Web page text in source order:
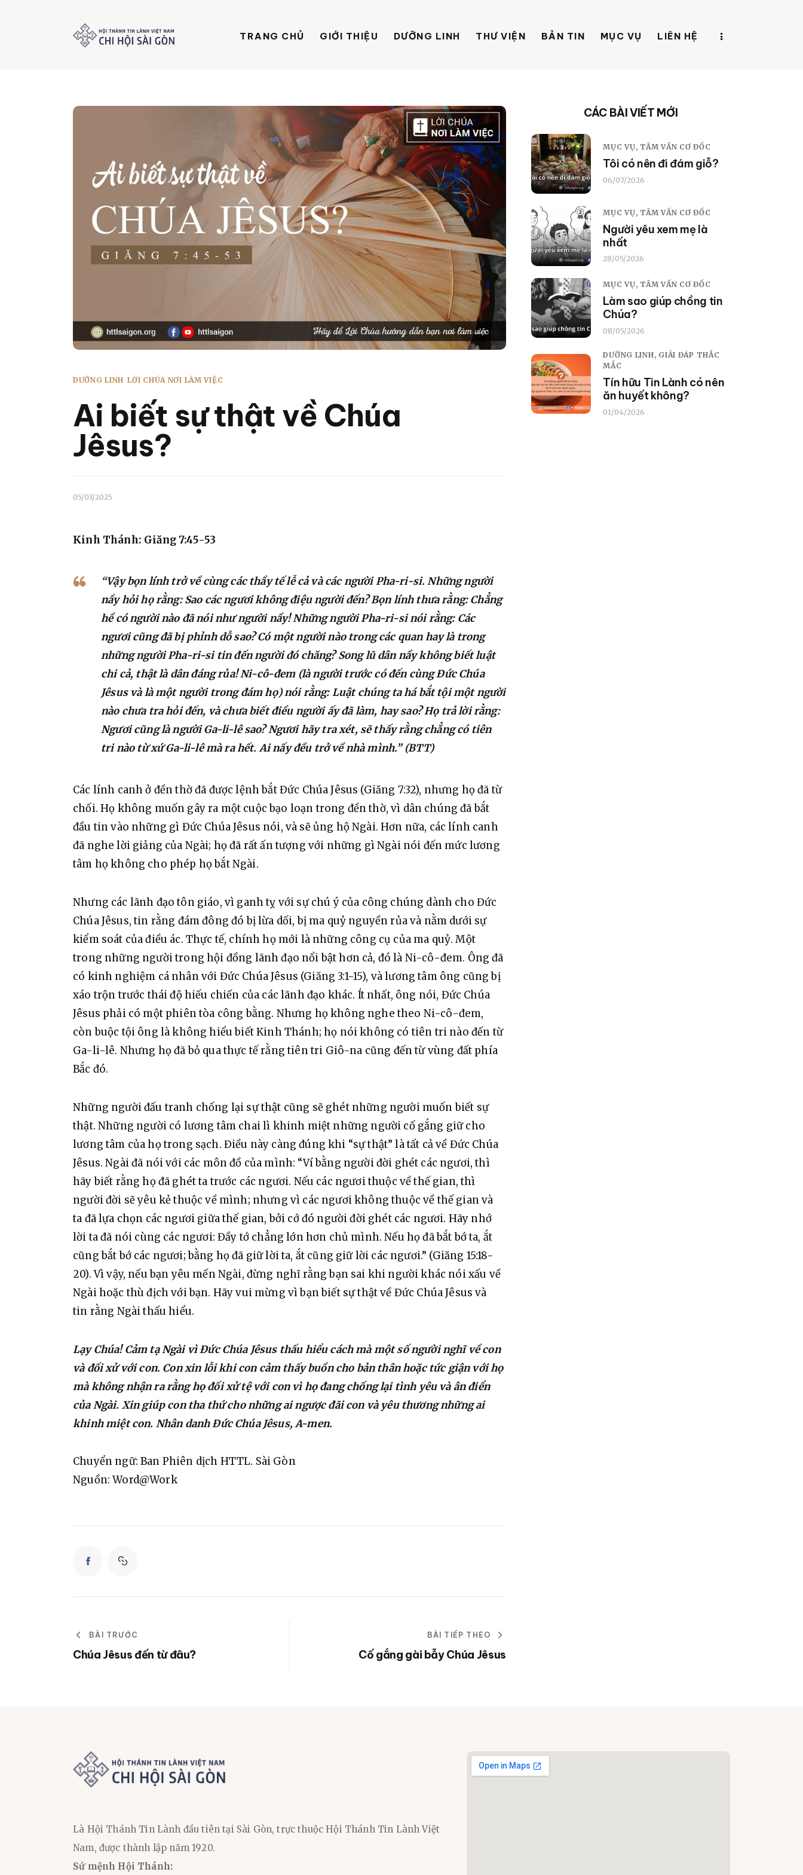
TRANG CHỦ GIỚI THIỆU DƯỠNG LINH THƯ VIỆN BẢN TIN MỤC VỤ LIÊN HỆ
DƯỠNG LINH LỜI CHÚA NƠI LÀM VIỆC
Ai biết sự thật về Chúa
Jêsus?
05/03/2025
Kinh Thánh: Giăng 7:45-53
“Vậy bọn lính trở về cùng các thầy tế lễ cả và các người Pha-ri-si. Những người
nầy hỏi họ rằng: Sao các ngươi không điệu người đến? Bọn lính thưa rằng: Chẳng
hề có người nào đã nói như người nầy! Những người Pha-ri-si nói rằng: Các
ngươi cũng đã bị phỉnh dỗ sao? Có một người nào trong các quan hay là trong
những người Pha-ri-si tin đến người đó chăng? Song lũ dân nầy không biết luật
chi cả, thật là dân đáng rủa! Ni-cô-đem (là người trước có đến cùng Đức Chúa
Jêsus và là một người trong đám họ) nói rằng: Luật chúng ta há bắt tội một người
nào chưa tra hỏi đến, và chưa biết điều người ấy đã làm, hay sao? Họ trả lời rằng:
Ngươi cũng là người Ga-li-lê sao? Ngươi hãy tra xét, sẽ thấy rằng chẳng có tiên
tri nào từ xứ Ga-li-lê mà ra hết. Ai nấy đều trở về nhà mình.” (BTT)
Các lính canh ở đền thờ đã được lệnh bắt Đức Chúa Jêsus (Giăng 7:32), nhưng họ đã từ
chối. Họ không muốn gây ra một cuộc bạo loạn trong đền thờ, vì dân chúng đã bắt
đầu tin vào những gì Đức Chúa Jêsus nói, và sẽ ủng hộ Ngài. Hơn nữa, các lính canh
đã nghe lời giảng của Ngài; họ đã rất ấn tượng với những gì Ngài nói đến mức lương
tâm họ không cho phép họ bắt Ngài.
Nhưng các lãnh đạo tôn giáo, vì ganh tỵ với sự chú ý của công chúng dành cho Đức
Chúa Jêsus, tin rằng đám đông đó bị lừa dối, bị ma quỷ nguyền rủa và nằm dưới sự
kiểm soát của điều ác. Thực tế, chính họ mới là những công cụ của ma quỷ. Một
trong những người trong hội đồng lãnh đạo nổi bật hơn cả, đó là Ni-cô-đem. Ông đã
có kinh nghiệm cá nhân với Đức Chúa Jêsus (Giăng 3:1-15), và lương tâm ông cũng bị
xáo trộn trước thái độ hiếu chiến của các lãnh đạo khác. Ít nhất, ông nói, Đức Chúa
Jêsus phải có một phiên tòa công bằng. Nhưng họ không nghe theo Ni-cô-đem,
còn buộc tội ông là không hiểu biết Kinh Thánh; họ nói không có tiên tri nào đến từ
Ga-li-lê. Nhưng họ đã bỏ qua thực tế rằng tiên tri Giô-na cũng đến từ vùng đất phía
Bắc đó.
Những người đấu tranh chống lại sự thật cũng sẽ ghét những người muốn biết sự
thật. Những người có lương tâm chai lì khinh miệt những người cố gắng giữ cho
lương tâm của họ trong sạch. Điều này càng đúng khi “sự thật” là tất cả về Đức Chúa
Jêsus. Ngài đã nói với các môn đồ của mình: “Ví bằng người đời ghét các ngươi, thì
hãy biết rằng họ đã ghét ta trước các ngươi. Nếu các ngươi thuộc về thế gian, thì
người đời sẽ yêu kẻ thuộc về mình; nhưng vì các ngươi không thuộc về thế gian và
ta đã lựa chọn các ngươi giữa thế gian, bởi cớ đó người đời ghét các ngươi. Hãy nhớ
lời ta đã nói cùng các ngươi: Đầy tớ chẳng lớn hơn chủ mình. Nếu họ đã bắt bớ ta, ắt
cũng bắt bớ các ngươi; bằng họ đã giữ lời ta, ắt cũng giữ lời các ngươi.” (Giăng 15:18-
20). Vì vậy, nếu bạn yêu mến Ngài, đừng nghĩ rằng bạn sai khi người khác nói xấu về
Ngài hoặc thù địch với bạn. Hãy vui mừng vì bạn biết sự thật về Đức Chúa Jêsus và
tin rằng Ngài thấu hiểu.
Lạy Chúa! Cảm tạ Ngài vì Đức Chúa Jêsus thấu hiểu cách mà một số người nghĩ về con
và đối xử với con. Con xin lỗi khi con cảm thấy buồn cho bản thân hoặc tức giận với họ
mà không nhận ra rằng họ đối xử tệ với con vì họ đang chống lại tình yêu và ân điển
của Ngài. Xin giúp con tha thứ cho những ai ngược đãi con và yêu thương những ai
khinh miệt con. Nhân danh Đức Chúa Jêsus, A-men.
Chuyển ngữ: Ban Phiên dịch HTTL. Sài Gòn
Nguồn: Word@Work
BÀI TRƯỚC
Chúa Jêsus đến từ đâu?
BÀI TIẾP THEO
Cố gắng gài bẫy Chúa Jêsus
CÁC BÀI VIẾT MỚI
MỤC VỤ, TÂM VẤN CƠ ĐỐC
Tôi có nên đi đám giỗ?
06/07/2026
MỤC VỤ, TÂM VẤN CƠ ĐỐC
Người yêu xem mẹ là
nhất
28/05/2026
MỤC VỤ, TÂM VẤN CƠ ĐỐC
Làm sao giúp chồng tin
Chúa?
08/05/2026
DƯỠNG LINH, GIẢI ĐÁP THẮC
MẮC
Tín hữu Tin Lành có nên
ăn huyết không?
01/04/2026
Là Hội Thánh Tin Lành đầu tiên tại Sài Gòn, trực thuộc Hội Thánh Tin Lành Việt
Nam, được thành lập năm 1920.
Sứ mệnh Hội Thánh: